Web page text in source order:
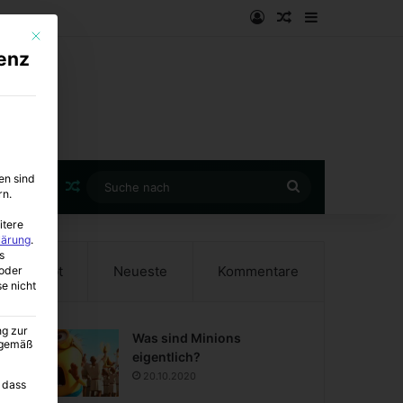
AnmeldenZufälliger
Zufälliger Artikel
nach
Beliebt Neueste Kommentare
Was sind Minions
eigentlich?
20.10.2020
Mit diesem Button wird der Dialog geschlossen. Seine Funktionalität ist
sind
.
nicht
zur